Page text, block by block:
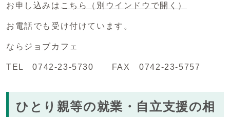
お申し込みは こちら （別ウインドウで開く）
お電話でも受け付けています。
ならジョブカフェ
TEL 0742-23-5730 FAX 0742-23-5757
ひとり親等の就業・自立支援の相